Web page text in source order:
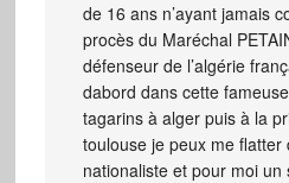
de 16 ans n’ayant jamais
procès du Maréchal
défenseur de l’algérie
dabord dans cette
tagarins à alger puis à la
toulouse je peux me flatter
nationaliste et pour moi un